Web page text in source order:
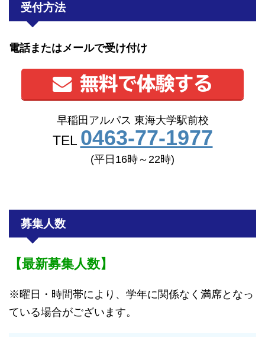
受付方法
電話またはメールで受け付け
無料で体験する
早稲田アルパス 東海大学駅前校
TEL 0463-77-1977
(平日16時～22時)
募集人数
【最新募集人数】
※曜日・時間帯により、学年に関係なく満席となっ
ている場合がございます。